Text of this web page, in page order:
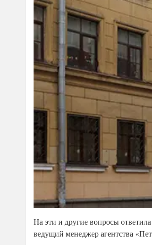
На эти и другие вопросы
ведущий менеджер агентства